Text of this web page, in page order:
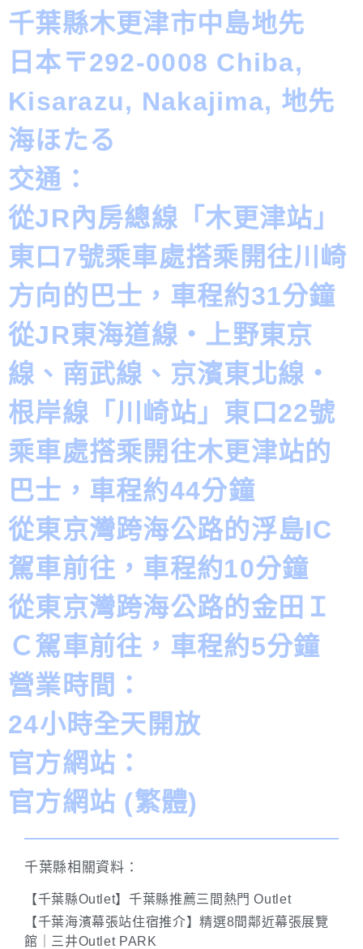
千葉縣木更津市中島地先
日本〒292-0008 Chiba,
Kisarazu, Nakajima, 地先
海ほたる
交通：
從JR內房總線「木更津站」
東口7號乘車處搭乘開往川崎
方向的巴士，車程約31分鐘
從JR東海道線・上野東京
線、南武線、京濱東北線・
根岸線「川崎站」東口22號
乘車處搭乘開往木更津站的
巴士，車程約44分鐘
從東京灣跨海公路的浮島IC
駕車前往，車程約10分鐘
從東京灣跨海公路的金田Ｉ
Ｃ駕車前往，車程約5分鐘
營業時間：
24小時全天開放
官方網站：
官方網站 (繁體)
千葉縣相關資料：
【千葉縣Outlet】千葉縣推薦三間熱門 Outlet
【千葉海濱幕張站住宿推介】精選8間鄰近幕張展覽
館｜三井Outlet PARK